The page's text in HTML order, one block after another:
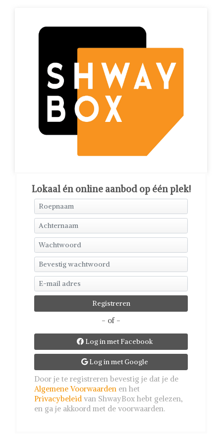
Lokaal én online aanbod op één plek!
- of -
Log in met Facebook
Log in met Google
Door je te registreren bevestig je dat je de
Algemene Voorwaarden en het
Privacybeleid van ShwayBox hebt gelezen,
en ga je akkoord met de voorwaarden.